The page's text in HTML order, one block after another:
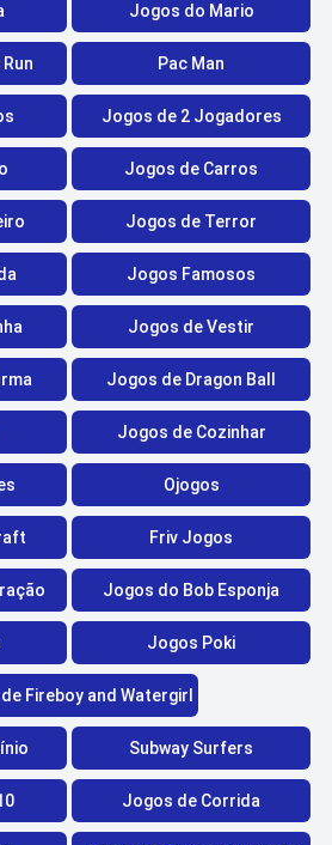
Jogos do Mario
Pac Man
Jogos de 2 Jogadores
Jogos de Carros
Jogos de Terror
Jogos Famosos
Jogos de Vestir
Jogos de Dragon Ball
Jogos de Cozinhar
Ojogos
Friv Jogos
Jogos do Bob Esponja
Jogos Poki
Fireboy and Watergirl
Subway Surfers
Jogos de Corrida